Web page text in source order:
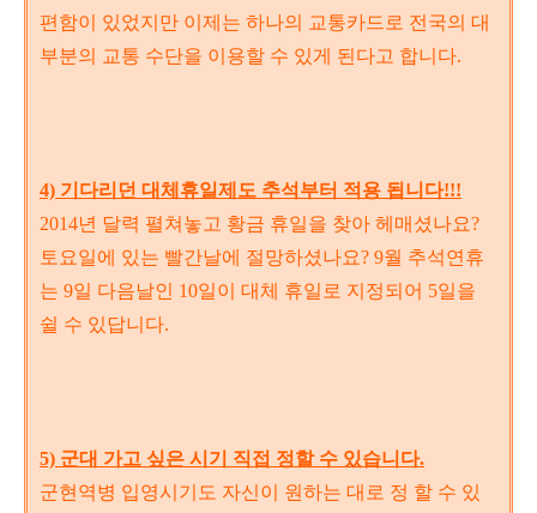
편함이 있었지만 이제는 하나의 교통카드로 전국의 대
부분의 교통 수단을 이용할 수 있게 된다고 합니다.
4) 기다리던 대체휴일제도 추석부터 적용 됩니다!!!
2014년 달력 펼쳐놓고 황금 휴일을 찾아 헤매셨나요?
토요일에 있는 빨간날에 절망하셨나요? 9월 추석연휴
는 9일 다음날인 10일이 대체 휴일로 지정되어 5일을
쉴 수 있답니다.
5) 군대 가고 싶은 시기 직접 정할 수 있습니다.
군현역병 입영시기도 자신이 원하는 대로 정 할 수 있